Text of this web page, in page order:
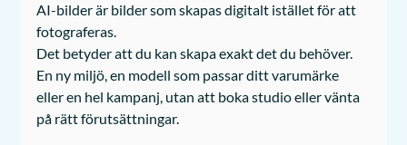
AI-bilder är bilder som skapas digitalt istället för att
fotograferas.
Det betyder att du kan skapa exakt det du behöver.
En ny miljö, en modell som passar ditt varumärke
eller en hel kampanj, utan att boka studio eller vänta
på rätt förutsättningar.